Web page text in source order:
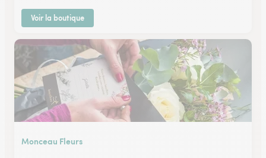
Voir la boutique
Monceau Fleurs